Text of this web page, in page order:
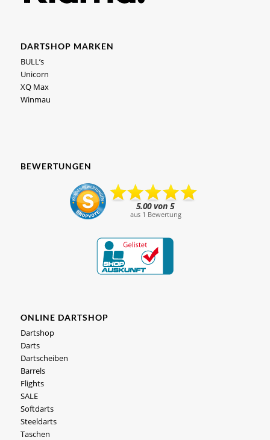
DARTSHOP MARKEN
BULL’s
Unicorn
XQ Max
Winmau
BEWERTUNGEN
ONLINE DARTSHOP
Dartshop
Darts
Dartscheiben
Barrels
Flights
SALE
Softdarts
Steeldarts
Taschen